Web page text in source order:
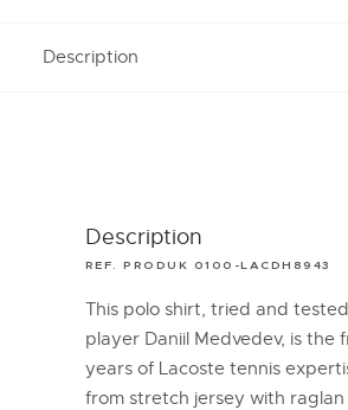
Description
Description
REF. PRODUK 0100-LACDH8943
This polo shirt, tried and
player Daniil Medvedev, is the
years of Lacoste tennis
from stretch jersey with raglan